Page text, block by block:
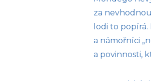
za
lodi to
a námořníci
a povinnosti,